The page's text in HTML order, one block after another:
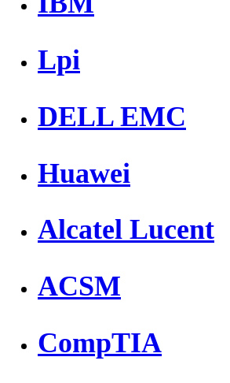
Lpi
DELL EMC
Huawei
Alcatel Lucent
ACSM
CompTIA